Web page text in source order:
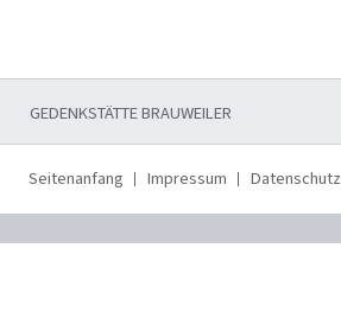
GEDENKSTÄTTE BRAUWEILER
Seitenanfang Impressum Datenschutz